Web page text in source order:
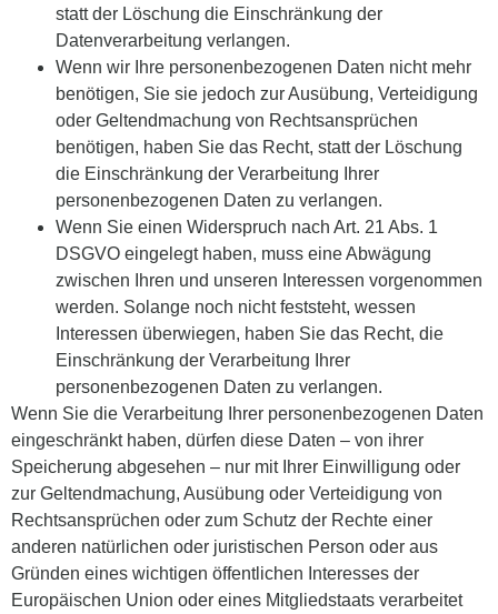
statt der Löschung die Einschränkung der
Datenverarbeitung verlangen.
Wenn wir Ihre personenbezogenen Daten nicht mehr
benötigen, Sie sie jedoch zur Ausübung, Verteidigung
oder Geltendmachung von Rechtsansprüchen
benötigen, haben Sie das Recht, statt der Löschung
die Einschränkung der Verarbeitung Ihrer
personenbezogenen Daten zu verlangen.
Wenn Sie einen Widerspruch nach Art. 21 Abs. 1
DSGVO eingelegt haben, muss eine Abwägung
zwischen Ihren und unseren Interessen vorgenommen
werden. Solange noch nicht feststeht, wessen
Interessen überwiegen, haben Sie das Recht, die
Einschränkung der Verarbeitung Ihrer
personenbezogenen Daten zu verlangen.
Wenn Sie die Verarbeitung Ihrer personenbezogenen Daten
eingeschränkt haben, dürfen diese Daten – von ihrer
Speicherung abgesehen – nur mit Ihrer Einwilligung oder
zur Geltendmachung, Ausübung oder Verteidigung von
Rechtsansprüchen oder zum Schutz der Rechte einer
anderen natürlichen oder juristischen Person oder aus
Gründen eines wichtigen öffentlichen Interesses der
Europäischen Union oder eines Mitgliedstaats verarbeitet